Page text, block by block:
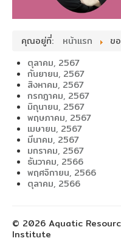
คุณอยู่ที่: หน้าแรก
ข
ตุลาคม, 2567
กันยายน, 2567
สิงหาคม, 2567
กรกฎาคม, 2567
มิถุนายน, 2567
พฤษภาคม, 2567
เมษายน, 2567
มีนาคม, 2567
มกราคม, 2567
ธันวาคม, 2566
พฤศจิกายน, 2566
ตุลาคม, 2566
© 2026 Aquatic
Institute